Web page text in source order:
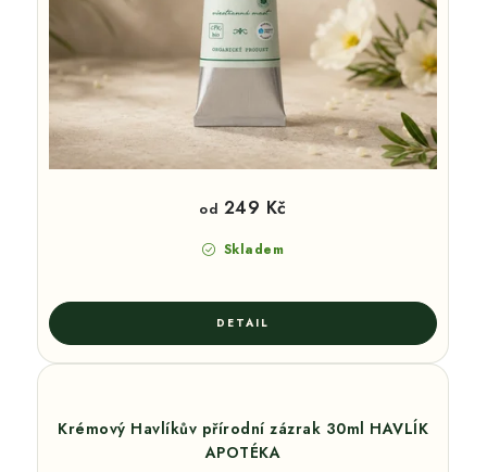
Skladem
od 249 Kč
Krémový Havlíkův přírodní zázrak 30ml HAVLÍK
APOTÉKA